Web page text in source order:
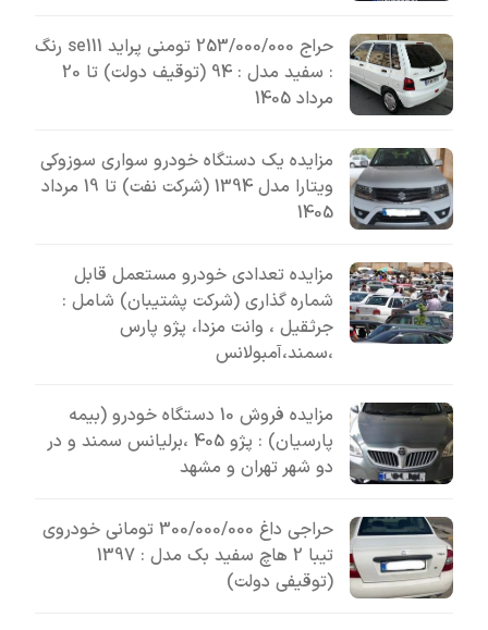
حراج 253/000/000 تومنی پراید se111 رنگ
: سفید مدل : 94 (توقیف دولت) تا 20
مرداد 1405
مزایده یک دستگاه خودرو سواری سوزوکی
ویتارا مدل 1394 (شرکت نفت) تا 19 مرداد
1405
مزایده تعدادی خودرو مستعمل قابل
شماره گذاری (شرکت پشتیبان) شامل :
جرثقیل ، وانت مزدا، پژو پارس
،سمند،آمبولانس
مزایده فروش 10 دستگاه خودرو (بیمه
پارسیان) : پژو 405 ،برلیانس سمند و در
دو شهر تهران و مشهد
حراجی داغ 300/000/000 تومانی خودروی
تیبا 2 هاچ سفید بک مدل : 1397
(توقیفی دولت)